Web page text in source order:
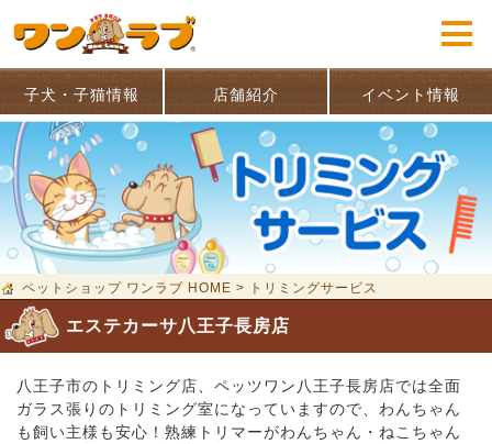
子犬・子猫情報 店舗紹介 イベント情報
ペットショップ ワンラブ HOME > トリミングサービス
エステカーサ八王子長房店
八王子市のトリミング店、ペッツワン八王子長房店では全面
ガラス張りのトリミング室になっていますので、わんちゃん
も飼い主様も安心！熟練トリマーがわんちゃん・ねこちゃん